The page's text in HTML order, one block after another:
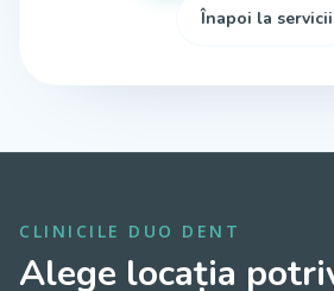
Înapoi la servicii
CLINICILE DUO DENT
Alege locația